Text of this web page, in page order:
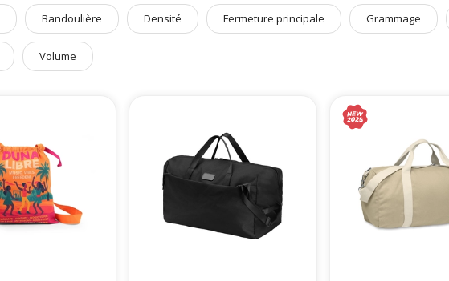
Bandoulière Densité Fermeture principale Grammage
Volume